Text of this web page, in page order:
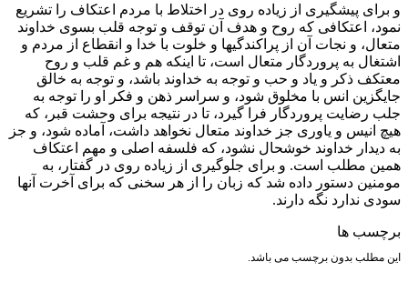
و برای پیشگیری از زیاده روی در اختلاط با مردم اعتکاف را تشریع
نمود، اعتکافی که روح و هدف آن توقف و توجه قلب بسوی خداوند
متعال، و نجات آن از پراکندگیها و خلوت با خدا و انقطاع از مردم و
اشتغال به پروردگار متعال است، تا اینکه هم و غم قلب و روح
معتکف ذکر و یاد و حب و توجه به خداوند باشد، و توجه به خالق
جایگزین انس با مخلوق شود، و سراسر ذهن و فکر او را توجه به
جلب رضایت پروردگار فرا گیرد، تا در نتیجه برای وحشت قبر، که
هیچ انیس و یاوری جز خداوند متعال نخواهد داشت، آماده شود، و جز
به دیدار خداوند خوشحال نشود، که فلسفه اصلی و مهم اعتکاف
همین مطلب است. و برای جلوگیری از زیاده روی در گفتار، به
مومنین دستور داده شد که زبان را از هر سخنی که برای آخرت آنها
سودی ندارد نگه دارند.
برچسب ها
این مطلب بدون برچسب می باشد.